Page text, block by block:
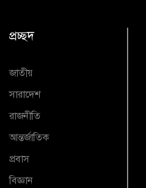
প্রচ্ছদ
জাতীয়
সারাদেশ
রাজনীতি
আন্তর্জাতিক
প্রবাস
বিজ্ঞান